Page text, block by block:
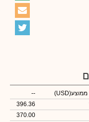
ממוצע(USD)
--
396.36
370.00